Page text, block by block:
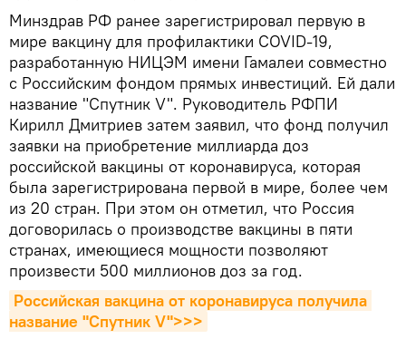
Минздрав РФ ранее зарегистрировал первую в
мире вакцину для профилактики COVID-19,
разработанную НИЦЭМ имени Гамалеи совместно
с Российским фондом прямых инвестиций. Ей дали
название "Спутник V". Руководитель РФПИ
Кирилл Дмитриев затем заявил, что фонд получил
заявки на приобретение миллиарда доз
российской вакцины от коронавируса, которая
была зарегистрирована первой в мире, более чем
из 20 стран. При этом он отметил, что Россия
договорилась о производстве вакцины в пяти
странах, имеющиеся мощности позволяют
произвести 500 миллионов доз за год.
Российская вакцина от коронавируса получила
название "Спутник V">>>